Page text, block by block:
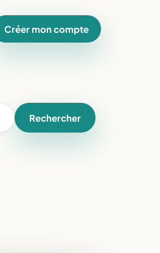
Créer mon compte
Rechercher